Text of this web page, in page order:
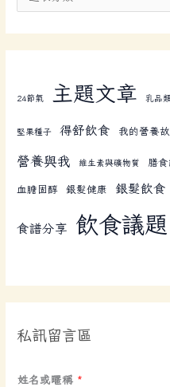
24節氣 主題文章 乳品類
堅果種子 得舒飲食 我的營養
營養與我 維生素與礦物質 膳
血膽固醇 銀髮健康 銀髮飲食
食譜分享 飲食議題
私訊留言區
姓名或暱稱 *